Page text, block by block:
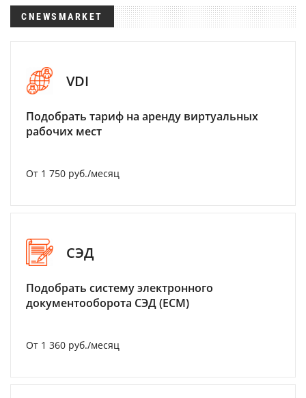
CNEWSMARKET
VDI
Подобрать тариф на аренду виртуальных
рабочих мест
От 1 750 руб./месяц
СЭД
Подобрать систему электронного
документооборота СЭД (ECM)
От 1 360 руб./месяц